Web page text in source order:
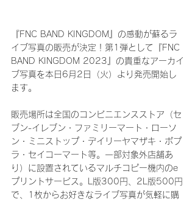
『FNC BAND KINGDOM』の感動が蘇るラ
イブ写真の販売が決定！第1弾として『FNC
BAND KINGDOM 2023』の貴重なアーカイ
ブ写真を本日6月2日（火）より発売開始し
ます。
販売場所は全国のコンビニエンスストア（セ
ブン-イレブン・ファミリーマート・ローソ
ン・ミニストップ・デイリーヤマザキ・ポプ
ラ・セイコーマート等。一部対象外店舗あ
り）に設置されているマルチコピー機内のe
プリントサービス。L版300円、2L版500円
で、1枚からお好きなライブ写真が気軽に購